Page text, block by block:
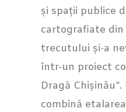
și spații publice
cartografiate
trecutului și-a
într-un proiect
Dragă
combină